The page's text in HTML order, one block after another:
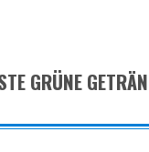
GRÜNE